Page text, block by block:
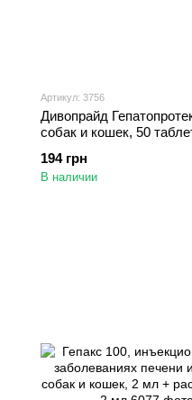
Артикул: 3756
Дивопрайд
собак и кошек, 50
194 грн
В наличии